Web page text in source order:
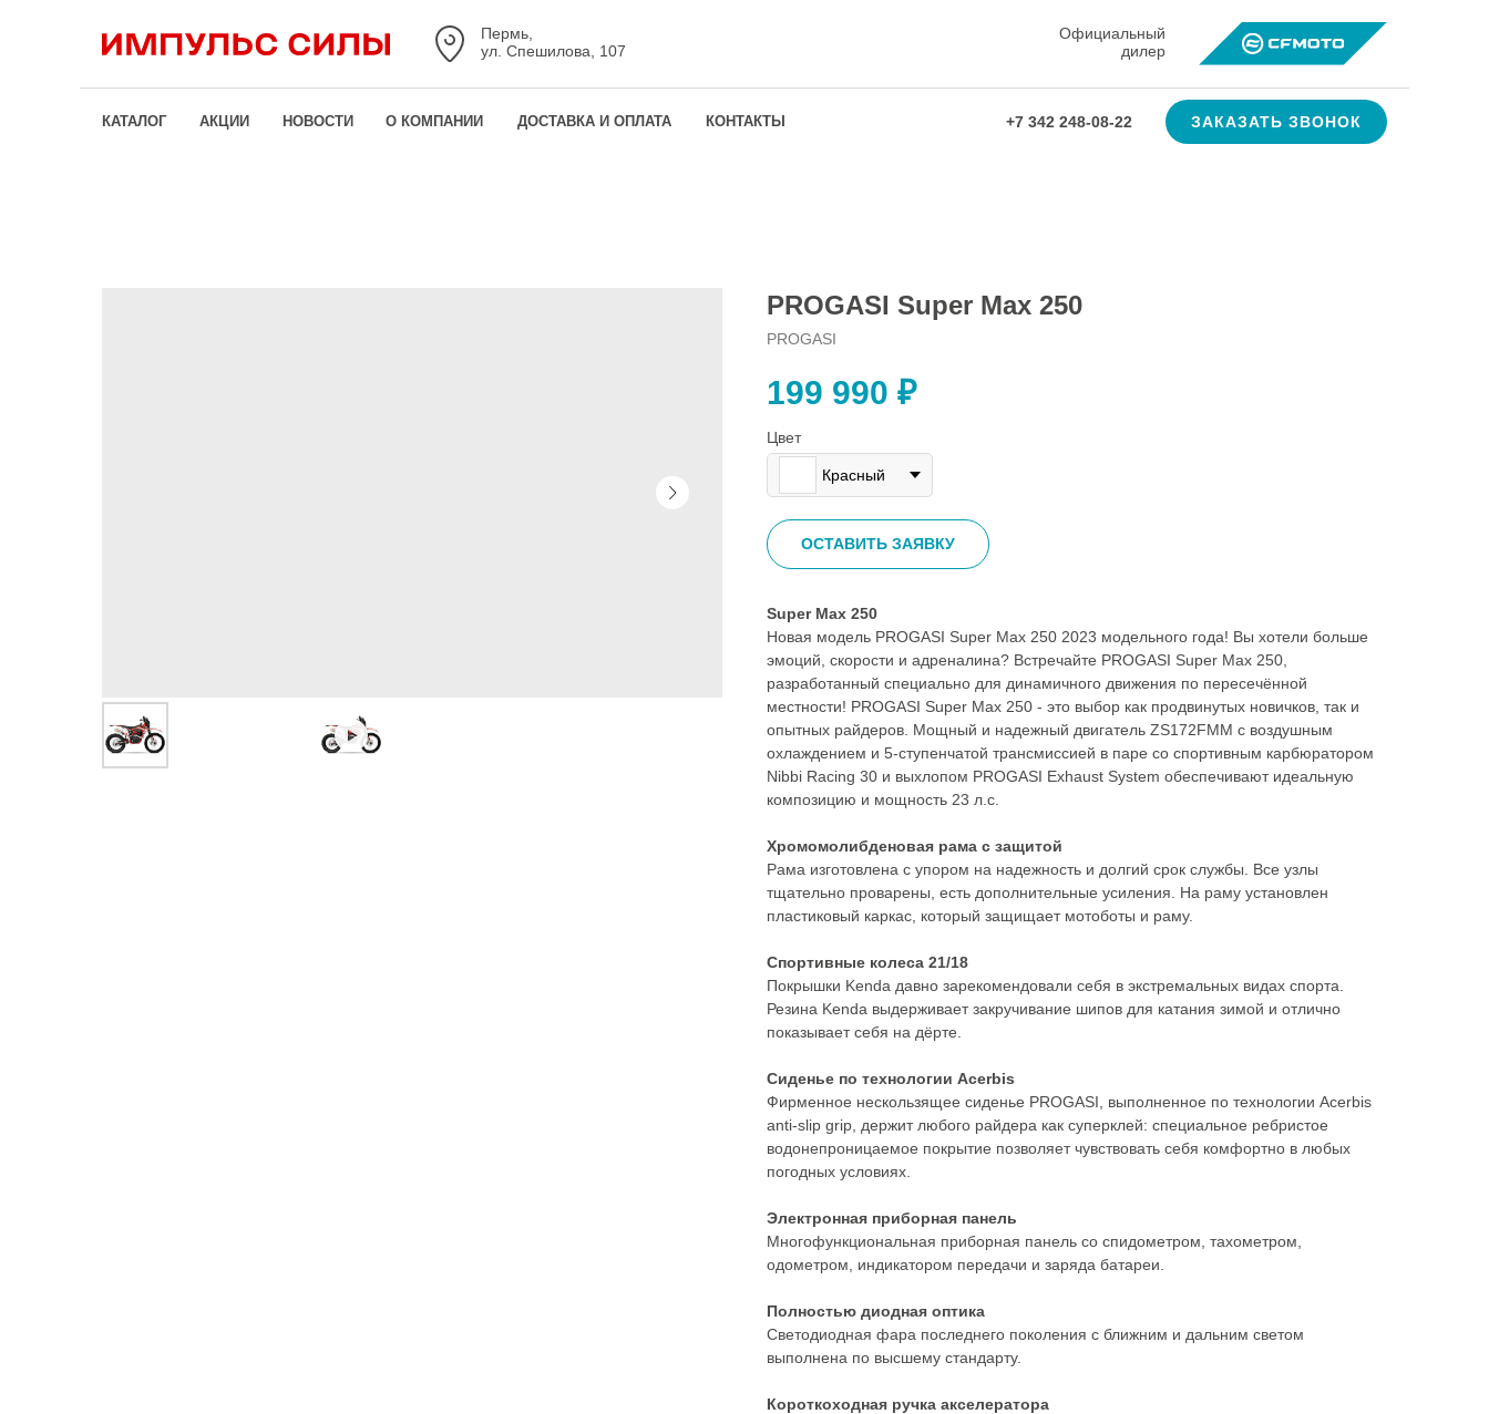
Пермь,
ул. Спешилова, 107
Официальный
дилер
КАТАЛОГ АКЦИИ НОВОСТИ О КОМПАНИИ ДОСТАВКА И ОПЛАТА КОНТАКТЫ +7 342 248-08-22 ЗАКАЗАТЬ ЗВОНОК
PROGASI Super Max 250
PROGASI
199 990 ₽
Цвет
Красный
ОСТАВИТЬ ЗАЯВКУ
Super Max 250
Новая модель PROGASI Super Max 250 2023 модельного года! Вы хотели больше
эмоций, скорости и адреналина? Встречайте PROGASI Super Max 250,
разработанный специально для динамичного движения по пересечённой
местности! PROGASI Super Max 250 - это выбор как продвинутых новичков, так и
опытных райдеров. Мощный и надежный двигатель ZS172FMM с воздушным
охлаждением и 5-ступенчатой трансмиссией в паре со спортивным карбюратором
Nibbi Racing 30 и выхлопом PROGASI Exhaust System обеспечивают идеальную
композицию и мощность 23 л.с.
Хромомолибденовая рама с защитой
Рама изготовлена с упором на надежность и долгий срок службы. Все узлы
тщательно проварены, есть дополнительные усиления. На раму установлен
пластиковый каркас, который защищает мотоботы и раму.
Спортивные колеса 21/18
Покрышки Kenda давно зарекомендовали себя в экстремальных видах спорта.
Резина Kenda выдерживает закручивание шипов для катания зимой и отлично
показывает себя на дёрте.
Сиденье по технологии Acerbis
Фирменное нескользящее сиденье PROGASI, выполненное по технологии Acerbis
anti-slip grip, держит любого райдера как суперклей: специальное ребристое
водонепроницаемое покрытие позволяет чувствовать себя комфортно в любых
погодных условиях.
Электронная приборная панель
Многофункциональная приборная панель со спидометром, тахометром,
одометром, индикатором передачи и заряда батареи.
Полностью диодная оптика
Светодиодная фара последнего поколения с ближним и дальним светом
выполнена по высшему стандарту.
Короткоходная ручка акселератора